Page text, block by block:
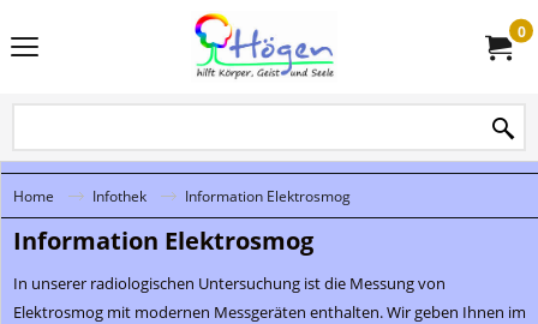
0
Home Infothek Information Elektrosmog
Information Elektrosmog
In unserer radiologischen Untersuchung ist die Messung von
Elektrosmog mit modernen Messgeräten enthalten. Wir geben Ihnen im